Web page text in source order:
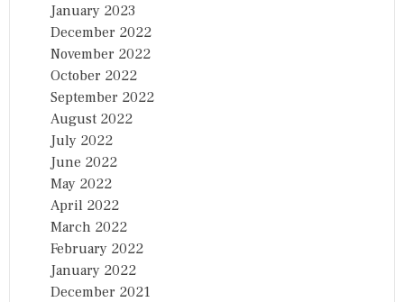
January 2023
December 2022
November 2022
October 2022
September 2022
August 2022
July 2022
June 2022
May 2022
April 2022
March 2022
February 2022
January 2022
December 2021